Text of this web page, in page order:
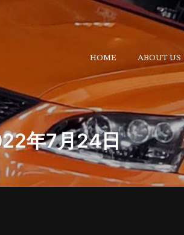
年7月24日
HOME ABOUT US